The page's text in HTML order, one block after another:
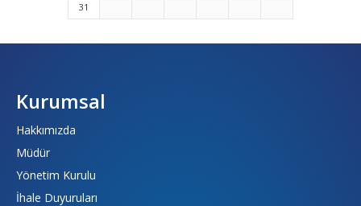
31
Kurumsal
Hakkımızda
Müdür
Yönetim Kurulu
İhale Duyuruları